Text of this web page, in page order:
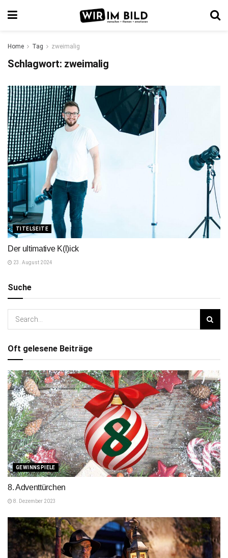
Home Tag zweimalig
Schlagwort: zweimalig
TITELSEITE
Der ultimative K(l)ick
23. August 2024
Suche
Oft gelesene Beiträge
GEWINNSPIELE
8. Adventtürchen
8. Dezember 2023